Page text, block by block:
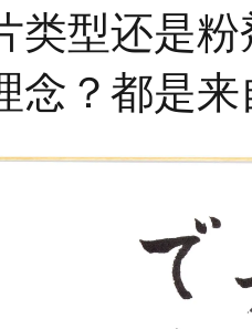
类型还是
念？都是